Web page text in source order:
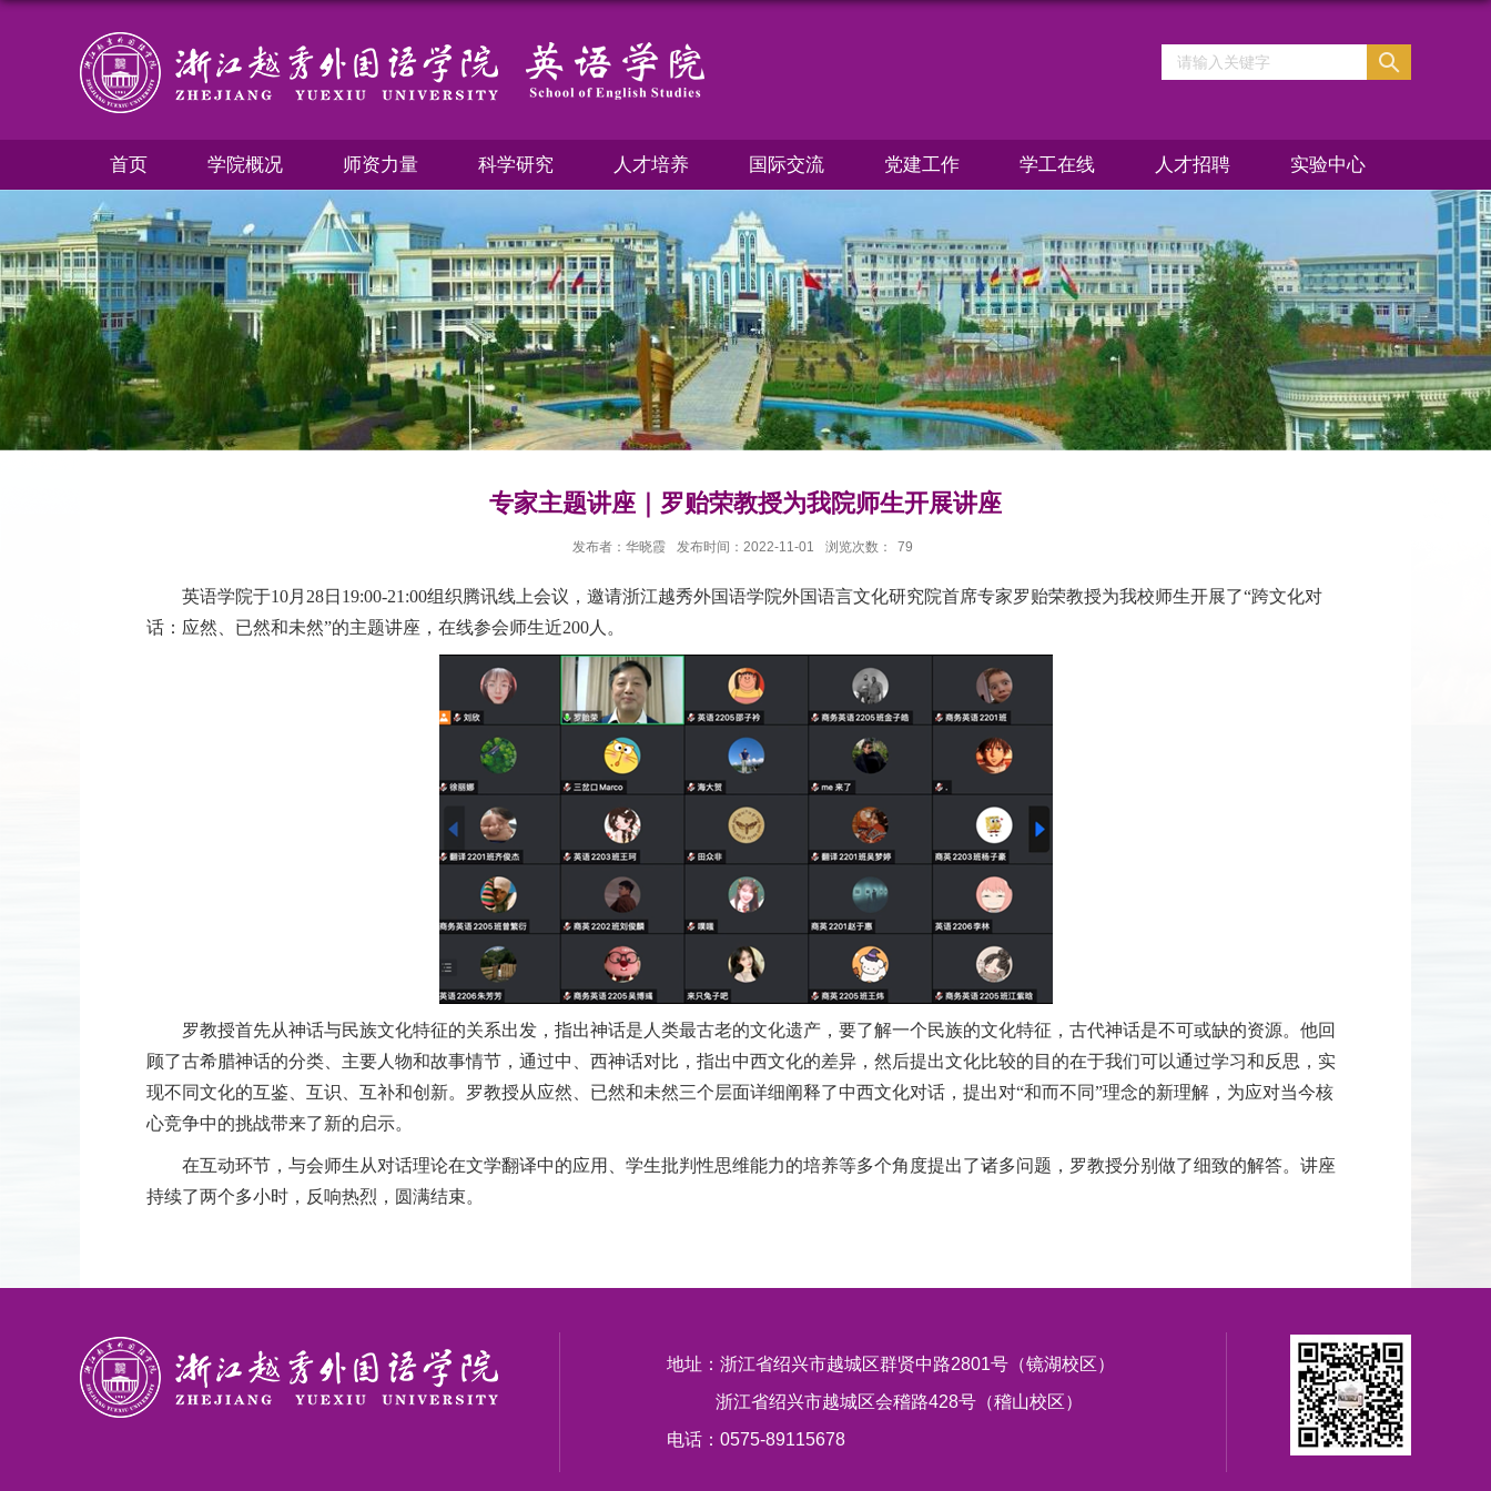
首页 学院概况 师资力量 科学研究 人才培养 国际交流 党建工作 学工在线 人才招聘 实验中心
专家主题讲座｜罗贻荣教授为我院师生开展讲座
发布者：华晓霞 发布时间：2022-11-01 浏览次数： 79
英语学院于10月 28日 19:00-21:00组织腾讯线上会议，邀请浙江越秀外国语学院外国语言文化研究院首席专家罗贻荣教授为我校师生开展了“跨文化对
话：应然、已然和未然”的主题讲座，在线参会师生近200 人。
罗教授首先从神话与民族文化特征的关系出发，指出神话是人类最古老的文化遗产，要了解一个民族的文化特征，古代神话是不可或缺的资源。他回
顾了古希腊神话的分类、主要人物和故事情节，通过中、西神话对比，指出中西文化的差异，然后提出文化比较的目的在于我们可以通过学习和反思，实
现不同文化的互鉴、互识、互补和创新。罗教授从应然、已然和未然三个层面详细阐释了中西文化对话，提出对“和而不同”理念的新理解，为应对当今核
心竞争中的挑战带来了新的启示。
在互动环节，与会师生从对话理论在文学翻译中的应用、学生批判性思维能力的培养等多个角度提出了诸多问题，罗教授分别做了细致的解答。讲座
持续了两个多小时，反响热烈，圆满结束。
地址：浙江省绍兴市越城区群贤中路2801号（镜湖校区）
浙江省绍兴市越城区会稽路428号（稽山校区）
电话：0575-89115678